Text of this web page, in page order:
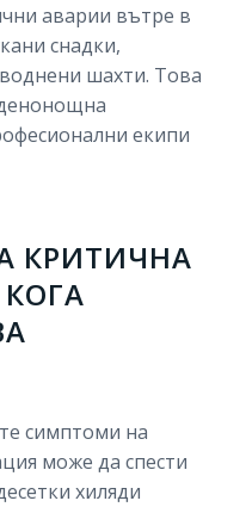
аварии вътре в
снадки,
шахти. Това
екипи
КРИТИЧНА
симптоми на
може да спести
хиляди